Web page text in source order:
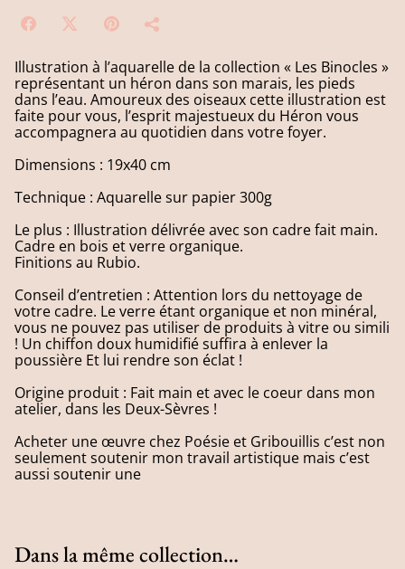
Illustration à l’aquarelle de la collection « Les Binocles »
représentant un héron dans son marais, les pieds
dans l’eau. Amoureux des oiseaux cette illustration est
faite pour vous, l’esprit majestueux du Héron vous
accompagnera au quotidien dans votre foyer.
Dimensions : 19x40 cm
Technique : Aquarelle sur papier 300g
Le plus : Illustration délivrée avec son cadre fait main.
Cadre en bois et verre organique.
Finitions au Rubio.
Conseil d’entretien : Attention lors du nettoyage de
votre cadre. Le verre étant organique et non minéral,
vous ne pouvez pas utiliser de produits à vitre ou simili
! Un chiffon doux humidifié suffira à enlever la
poussière Et lui rendre son éclat !
Origine produit : Fait main et avec le coeur dans mon
atelier, dans les Deux-Sèvres !
Acheter une œuvre chez Poésie et Gribouillis c’est non
seulement soutenir mon travail artistique mais c’est
aussi soutenir une
Dans la même collection…